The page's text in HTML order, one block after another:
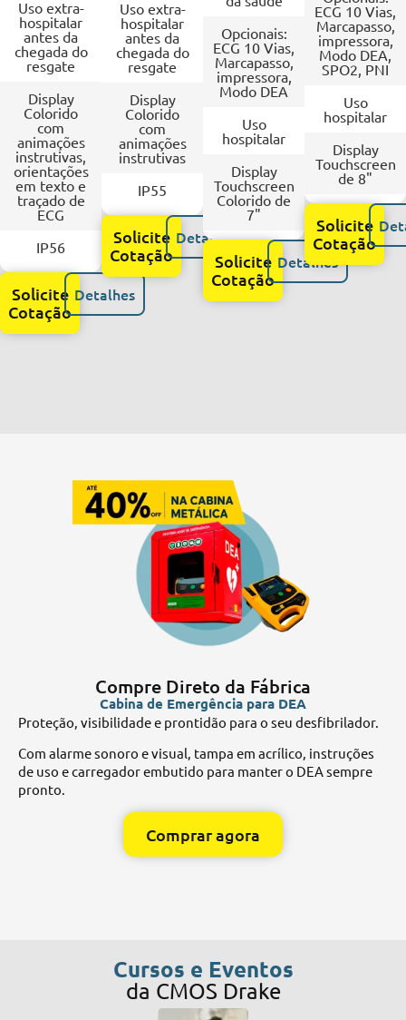
Uso extra-
hospitalar
antes da
chegada do
resgate
Display
Colorido
com
animações
instrutivas,
orientações
em texto e
traçado de
ECG
IP56
Solicite
Cotação
Detalhes
Uso extra-
hospitalar
antes da
chegada do
resgate
Display
Colorido
com
animações
instrutivas
IP55
Solicite
Cotação
Detalhes
Opcionais:
ECG 10 Vias,
Marcapasso,
impressora,
Modo DEA
Uso
hospitalar
Display
Touchscreen
Colorido de
7"
Solicite
Cotação
Detalhes
ECG 10 Vias,
Marcapasso,
impressora,
Modo DEA,
SPO2, PNI
Uso
hospitalar
Display
Touchscreen
de 8"
Solicite
Cotação
Compre Direto da Fábrica
Cabina de Emergência para DEA
Proteção, visibilidade e prontidão para o seu desfibrilador.
Com alarme sonoro e visual, tampa em acrílico, instruções
de uso e carregador embutido para manter o DEA sempre
pronto.
Comprar agora
Cursos e Eventos
da CMOS Drake